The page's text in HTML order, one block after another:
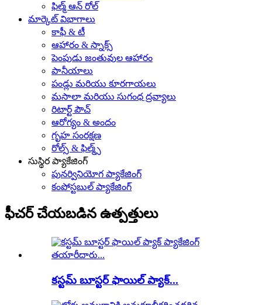
ఫిల్మ్ ఆన్ రోల్
మార్కెట్ విభాగాలు
కాఫీ & టీ
ఆహారం & స్నాక్స్
పెంపుడు జంతువుల ఆహారం
పానీయాలు
పండ్లు మరియు కూరగాయలు
మసాలా మరియు సుగంధ ద్రవ్యాలు
రిటార్ట్ పౌచ్
ఆరోగ్యం & అందం
గృహ సంరక్షణ
రోల్స్ & ఫిల్మ్స్
సుస్థిర ప్యాకేజింగ్
పునర్వినియోగ ప్యాకేజింగ్
కంపోస్టబుల్ ప్యాకేజింగ్
ఫీచర్ చేయబడిన ఉత్పత్తులు
కస్టమ్ బూస్టర్ ఫాయిల్ ప్యాక్...